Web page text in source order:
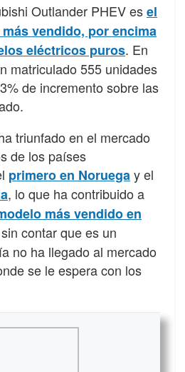
Outlander PHEV esel
vendido, por encima
eléctricos puros. En
matriculado 555 unidades
de incremento sobre las
triunfado en el mercado
de los países
primero en Noruegay el
, lo que ha contribuido a
más vendido en
contar que es un
no ha llegado al mercado
se le espera con los